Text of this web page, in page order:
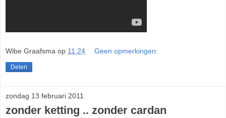
Wibe Graafsma op 11:24 Geen opmerkingen:
Delen
zondag 13 februari 2011
zonder ketting .. zonder cardan